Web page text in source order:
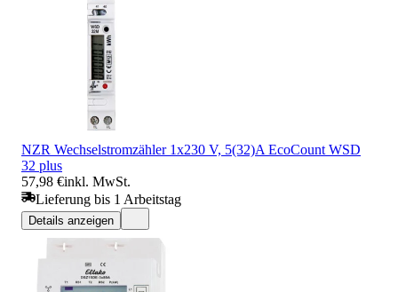
NZR Wechselstromzähler 1x230 V, 5(32)A EcoCount WSD
32 plus
57,98 €inkl. MwSt.
Lieferung bis 1 Arbeitstag
Details anzeigen